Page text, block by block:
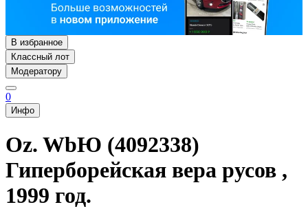
В избранное
Классный лот
Модератору
0
Инфо
Oz. WbЮ (4092338)
Гиперборейская вера русов ,
1999 год.